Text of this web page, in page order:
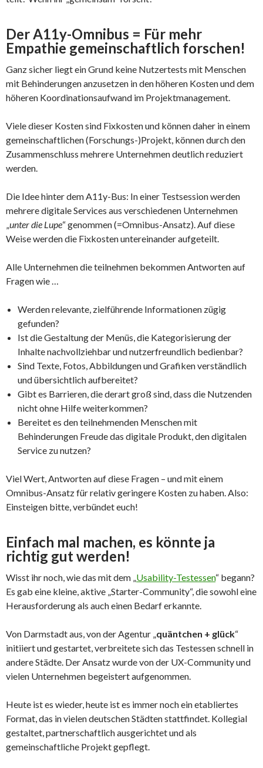
Der A11y-Omnibus = Für mehr
Empathie gemeinschaftlich forschen!
Ganz sicher liegt ein Grund keine Nutzertests mit Menschen
mit Behinderungen anzusetzen in den höheren Kosten und dem
höheren Koordinationsaufwand im Projektmanagement.
Viele dieser Kosten sind Fixkosten und können daher in einem
gemeinschaftlichen (Forschungs-)Projekt, können durch den
Zusammenschluss mehrere Unternehmen deutlich reduziert
werden.
Die Idee hinter dem A11y-Bus: In einer Testsession werden
mehrere digitale Services aus verschiedenen Unternehmen
„unter die Lupe“ genommen (=Omnibus-Ansatz). Auf diese
Weise werden die Fixkosten untereinander aufgeteilt.
Alle Unternehmen die teilnehmen bekommen Antworten auf
Fragen wie …
Werden relevante, zielführende Informationen zügig
gefunden?
Ist die Gestaltung der Menüs, die Kategorisierung der
Inhalte nachvollziehbar und nutzerfreundlich bedienbar?
Sind Texte, Fotos, Abbildungen und Grafiken verständlich
und übersichtlich aufbereitet?
Gibt es Barrieren, die derart groß sind, dass die Nutzenden
nicht ohne Hilfe weiterkommen?
Bereitet es den teilnehmenden Menschen mit
Behinderungen Freude das digitale Produkt, den digitalen
Service zu nutzen?
Viel Wert, Antworten auf diese Fragen – und mit einem
Omnibus-Ansatz für relativ geringere Kosten zu haben. Also:
Einsteigen bitte, verbündet euch!
Einfach mal machen, es könnte ja
richtig gut werden!
Wisst ihr noch, wie das mit dem „Usability-Testessen“ begann?
Es gab eine kleine, aktive „Starter-Community“, die sowohl eine
Herausforderung als auch einen Bedarf erkannte.
Von Darmstadt aus, von der Agentur „quäntchen + glück“
initiiert und gestartet, verbreitete sich das Testessen schnell in
andere Städte. Der Ansatz wurde von der UX-Community und
vielen Unternehmen begeistert aufgenommen.
Heute ist es wieder, heute ist es immer noch ein etabliertes
Format, das in vielen deutschen Städten stattfindet. Kollegial
gestaltet, partnerschaftlich ausgerichtet und als
gemeinschaftliche Projekt gepflegt.